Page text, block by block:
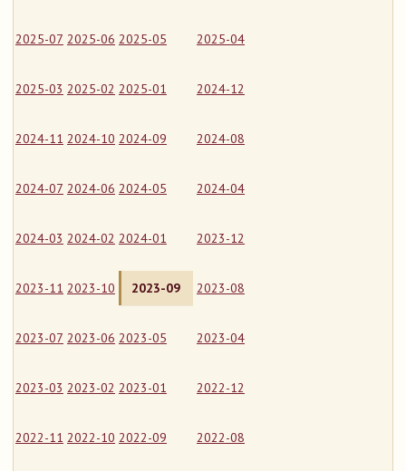
2025-07 2025-06 2025-05 2025-04
2025-03 2025-02 2025-01 2024-12
2024-11 2024-10 2024-09 2024-08
2024-07 2024-06 2024-05 2024-04
2024-03 2024-02 2024-01 2023-12
2023-11 2023-10 2023-09 2023-08
2023-07 2023-06 2023-05 2023-04
2023-03 2023-02 2023-01 2022-12
2022-11 2022-10 2022-09 2022-08